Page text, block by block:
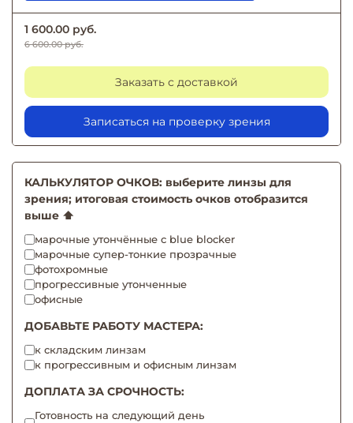
1 600.00 руб.
6 600.00 руб.
Заказать с доставкой
Записаться на проверку зрения
КАЛЬКУЛЯТОР ОЧКОВ: выберите линзы для
зрения; итоговая стоимость очков отобразится
выше ⬆️
марочные утончённые с blue blocker
марочные супер-тонкие прозрачные
фотохромные
прогрессивные утонченные
офисные
ДОБАВЬТЕ РАБОТУ МАСТЕРА:
к складским линзам
к прогрессивным и офисным линзам
ДОПЛАТА ЗА СРОЧНОСТЬ:
Готовность на следующий день